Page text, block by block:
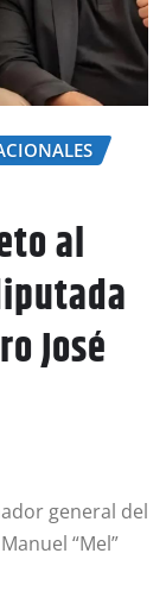
al
José
general del
“Mel”